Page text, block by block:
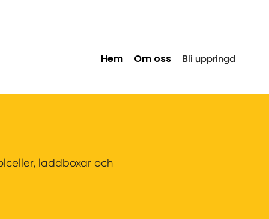
Hem Om oss Bli uppringd
laddboxar och